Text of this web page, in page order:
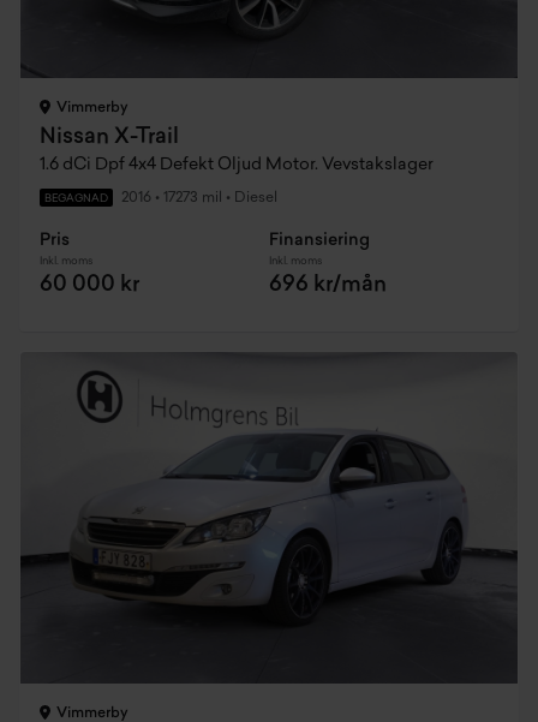
Vimmerby
Nissan X-Trail
1.6 dCi Dpf 4x4 Defekt Oljud Motor. Vevstakslager
BEGAGNAD 2016 • 17273 mil • Diesel
Pris
Inkl. moms
60 000 kr
Finansiering
Inkl. moms
696 kr/mån
Vimmerby